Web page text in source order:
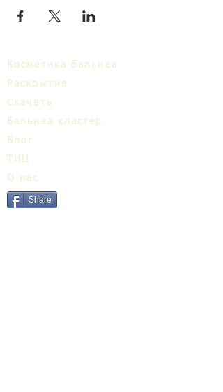
Косметика бальнеа
Раскрытие
Cкачать
Бальнеa кластер
Блог
ТИЦ
О нас
Share